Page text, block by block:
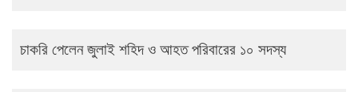
চাকরি পেলেন জুলাই শহিদ ও আহত পরিবারের ১০ সদস্য